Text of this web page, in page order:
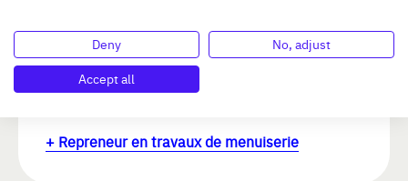
Chiffre d'affaires : 3 500 000 €
Délégation en charge du repreneur :
Toulouse
+ Repreneur en travaux de menuiserie
Deny
No, adjust
Accept all